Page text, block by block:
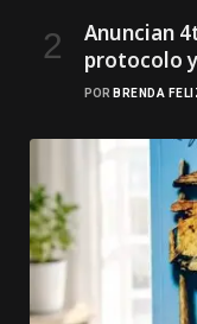
Anuncian
protocolo
POR BRENDA